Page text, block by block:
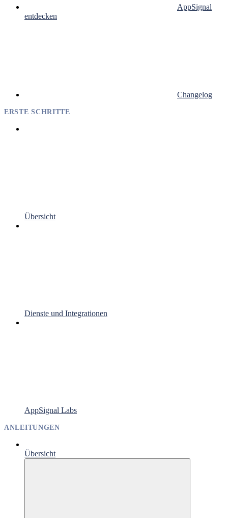
AppSignal
entdecken
Changelog
ERSTE SCHRITTE
Übersicht
Dienste und Integrationen
AppSignal Labs
ANLEITUNGEN
Übersicht